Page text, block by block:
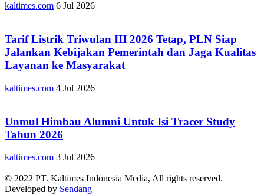
kaltimes.com 6 Jul 2026
Tarif Listrik Triwulan III 2026 Tetap, PLN Siap
Jalankan Kebijakan Pemerintah dan Jaga Kualitas
Layanan ke Masyarakat
kaltimes.com 4 Jul 2026
Unmul Himbau Alumni Untuk Isi Tracer Study
Tahun 2026
kaltimes.com 3 Jul 2026
© 2022 PT. Kaltimes Indonesia Media, All rights reserved.
Developed by Sendang